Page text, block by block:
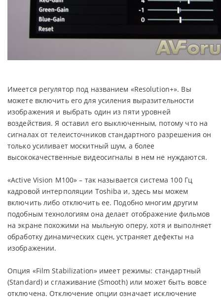
Имеется регулятор под названием «Resolution+». Вы
можете включить его для усиления выразительности
изображения и выбрать один из пяти уровней
воздействия. Я оставил его выключенным, потому что на
сигналах от телеисточников стандартного разрешения он
только усиливает москитный шум, а более
высококачественные видеосигналы в нем не нуждаются.
«Active Vision M100» – так называется система 100 Гц
кадровой интерполяции Toshiba и, здесь мы можем
включить либо отключить ее. Подобно многим другим
подобным технологиям она делает отображение фильмов
на экране похожими на мыльную оперу, хотя и выполняет
обработку динамических сцен, устраняет дефекты на
изображении.
Опция «Film Stabilization» имеет режимы: стандартный
(Standard) и сглаживание (Smooth) или может быть вовсе
отключена. Отключение опции означает исключение